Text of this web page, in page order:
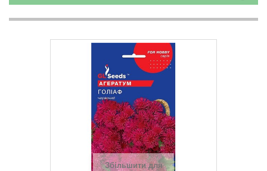
Збільшити для